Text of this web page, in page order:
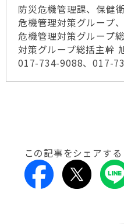
防災危機管理課、保健
危機管理対策グループ
危機管理対策グループ
対策グループ総括主幹
017-734-9088、017-
この記事をシェアする